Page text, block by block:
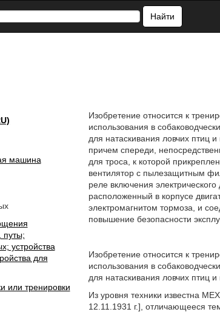
Найти
путы;
устройства
для
или тренировки
Изобретение относится к
использования в
для натаскивания ловчих птиц
причем спереди,
для троса, к которой
вентилятор с пылезащитным
реле включения
расположенный в корпусе
электромагнитом тормоза, и
повышение безопасности
Изобретение относится к
использования в
для натаскивания ловчих птиц
Из уровня техники
12.11.1931 г.], отличающееся